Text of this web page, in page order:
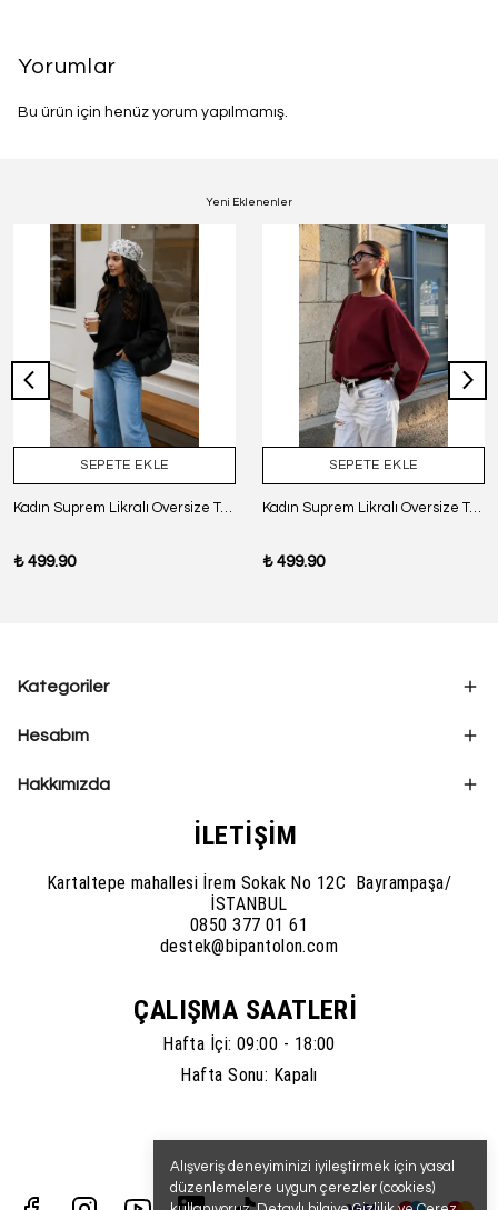
Alışveriş deneyiminizi iyileştirmek için yasal
düzenlemelere uygun çerezler (cookies)
Yorumlar
Bu ürün için henüz yorum yapılmamış.
Yeni Eklenenler
SEPETE EKLE
Kadın Suprem Likralı Oversize T-Shirt - SİYAH
₺ 499.90
SEPETE EKLE
Kadın Suprem Likralı Oversize T-Shirt - BORDO
₺ 499.90
Kategoriler
Hesabım
Hakkımızda
İLETİŞİM
Kartaltepe mahallesi İrem Sokak No 12C Bayrampaşa/
İSTANBUL
0850 377 01 61
destek@bipantolon.com
ÇALIŞMA SAATLERİ
Hafta İçi: 09:00 - 18:00
Hafta Sonu: Kapalı